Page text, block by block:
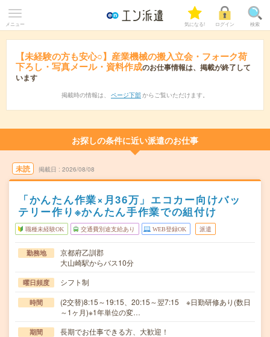
メニュー 気になる! ログイン 検索
【未経験の方も安心○】産業機械の搬入立会・フォーク荷
下ろし・写真メール・資料作成のお仕事情報は、掲載が終了して
います
掲載時の情報は、 ページ下部 からご覧いただけます。
お探しの条件に近い派遣のお仕事
未読 掲載日 2026/08/08
「かんたん作業×月36万」エコカー向けバッ
テリー作り※かんたん手作業での組付け
職種未経験OK 交通費別途支給あり WEB登録OK 派遣
勤務地
京都府乙訓郡
大山崎駅からバス10分
曜日頻度 シフト制
時間
(2交替)8:15～19:15、20:15～翌7:15 ※日勤研修あり(数日
～1ヶ月)※1年単位の変…
期間 長期でお仕事できる方、大歓迎！